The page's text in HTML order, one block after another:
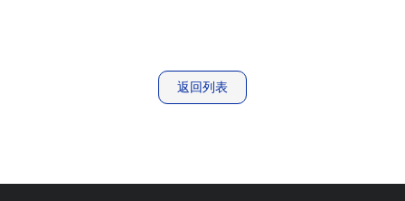
返回列表